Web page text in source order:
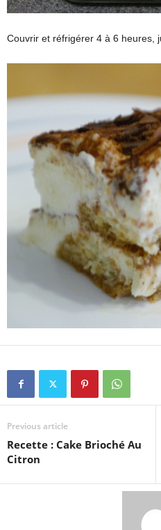
Couvrir et réfrigérer 4 à 6 heures,
Previous article
Recette : Cake Brioché Au
Citron